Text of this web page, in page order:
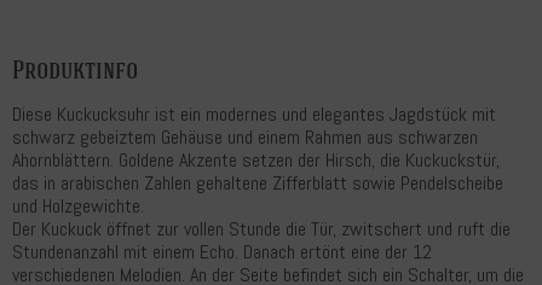
Produktinfo
Diese Kuckucksuhr ist ein modernes und elegantes Jagdstück mit
schwarz gebeiztem Gehäuse und einem Rahmen aus schwarzen
Ahornblättern. Goldene Akzente setzen der Hirsch, die Kuckuckstür,
das in arabischen Zahlen gehaltene Zifferblatt sowie Pendelscheibe
und Holzgewichte.
Der Kuckuck öffnet zur vollen Stunde die Tür, zwitschert und ruft die
Stundenanzahl mit einem Echo. Danach ertönt eine der 12
verschiedenen Melodien. An der Seite befindet sich ein Schalter, um die